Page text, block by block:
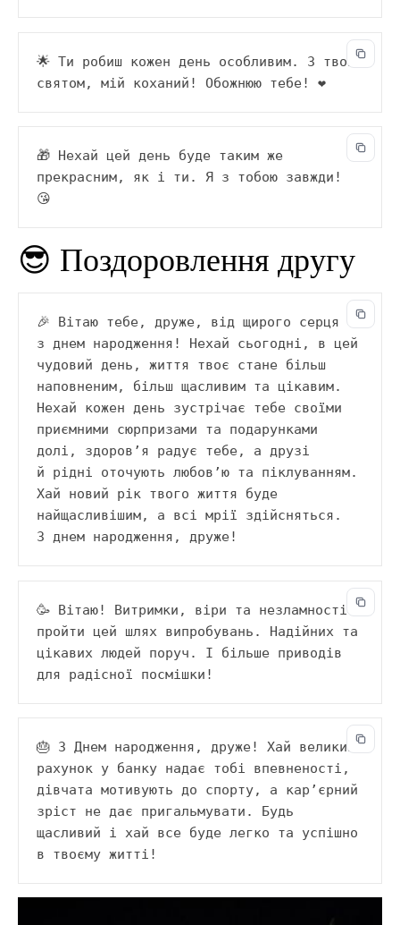
🌟 Ти робиш кожен день особливим. З твоїм
святом, мій коханий! Обожнюю тебе! ❤️
🎁 Нехай цей день буде таким же
прекрасним, як і ти. Я з тобою завжди!
😘
😎 Поздоровлення другу
🎉 Вітаю тебе, друже, від щирого серця
з днем народження! Нехай сьогодні, в цей
чудовий день, життя твоє стане більш
наповненим, більш щасливим та цікавим.
Нехай кожен день зустрічає тебе своїми
приємними сюрпризами та подарунками
долі, здоров’я радує тебе, а друзі
й рідні оточують любов’ю та піклуванням.
Хай новий рік твого життя буде
найщасливішим, а всі мрії здійсняться.
З днем народження, друже!
🥳 Вітаю! Витримки, віри та незламності
пройти цей шлях випробувань. Надійних та
цікавих людей поруч. І більше приводів
для радісної посмішки!
🎂 З Днем народження, друже! Хай великий
рахунок у банку надає тобі впевненості,
дівчата мотивують до спорту, а кар’єрний
зріст не дає пригальмувати. Будь
щасливий і хай все буде легко та успішно
в твоєму житті!